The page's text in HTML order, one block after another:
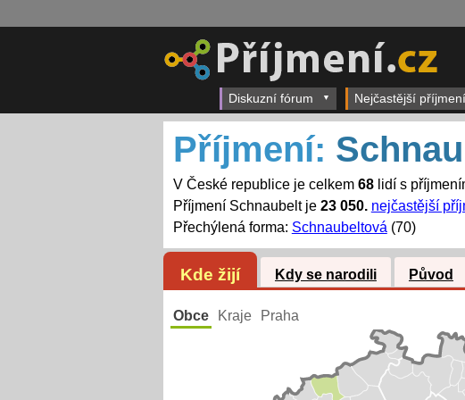
Diskuzní fórum Nejčastější
Příjmení:
V České republice je celkem 68lidí s
Příjmení Schnaubelt je 23 050. nejčastější
Přechýlená forma: Schnaubeltová (70)
Kde žijí Kdy se narodili Původ
Obce Kraje Praha